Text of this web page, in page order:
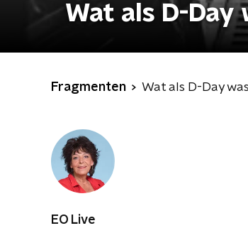
Wat als D-Day
Fragmenten Wat als D-Day
EO Live